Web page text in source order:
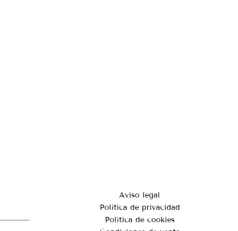
Aviso legal
Política de privacidad
Política de cookies